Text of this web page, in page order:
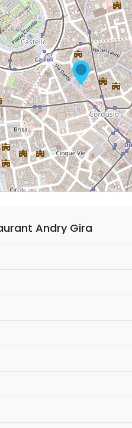
Andry Gira